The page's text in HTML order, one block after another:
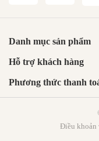
Danh mục sản phẩm
Hỗ trợ khách hàng
Phương thức thanh
Điều khoản